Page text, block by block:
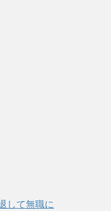
して無職に